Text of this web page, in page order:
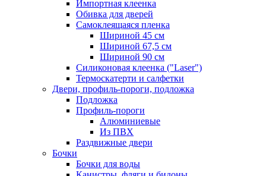
Импортная клеенка
Обивка для дверей
Самоклеящаяся пленка
Шириной 45 см
Шириной 67,5 см
Шириной 90 см
Силиконовая клеенка ("Laser")
Термоскатерти и салфетки
Двери, профиль-пороги, подложка
Подложка
Профиль-пороги
Алюминиевые
Из ПВХ
Раздвижные двери
Бочки
Бочки для воды